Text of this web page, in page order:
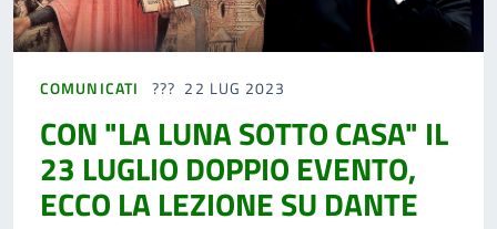
COMUNICATI 22 LUG 2023
CON "LA LUNA SOTTO CASA" IL
23 LUGLIO DOPPIO EVENTO,
ECCO LA LEZIONE SU DANTE